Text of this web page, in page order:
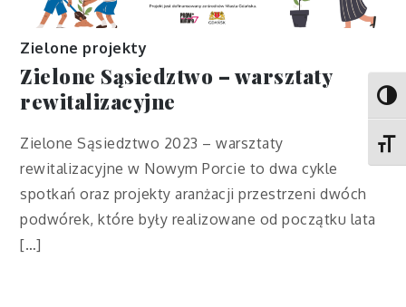
Zielone projekty
Zielone Sąsiedztwo – warsztaty
rewitalizacyjne
Zielone Sąsiedztwo 2023 – warsztaty
rewitalizacyjne w Nowym Porcie to dwa cykle
spotkań oraz projekty aranżacji przestrzeni dwóch
podwórek, które były realizowane od początku lata
[…]